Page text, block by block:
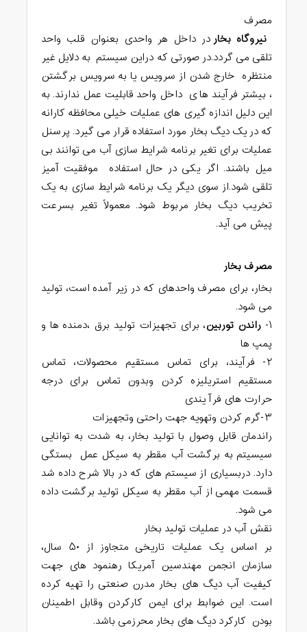
مصرف
نیروگاه بخاردر داخل هر واحدی بعنوان قلب واحد
تلقی می گردد.در صورتی که دراین سیستم به دلایل غیر
منتظره خارج شدن از سرویس یا به سرویس برگشتن
، بیشتر فرآیند ها ی داخل واحد قابلیت عمل ندارند. به
این دلیل اندازه گیری های عملیات خیلی محافظه کارانه
که در یک دیگ بخار مورد استفاده قرار می گیرد. پرسنل
عملیات برای تغیر برنامه شرایط سازی آب می توانند بی
میل باشند. اگر یکی در حال استفاده موفقیت آمیز
تلقی شود.از سوی دیگر یک برنامه شرایط سازی به یک
تخریب دیگ بخار مربوط شود. معمولاً تغیر بسرعت
پیش می آید.
مصرف بخار
بخار، برای مصرف واحدهای که در زیر آمده است، تولید
می شود.
۱- راندن توربین، برای تجهیزات تولید برق ،دمنده ها و
پمپ ها
۲- فرآیند، برای تماس مستقیم محصولات، تماس
مستقیم استریلیزه کردن وبدون تماس برای درجه
حرارت های فرآ یندی
۳-گرم کردن وتهویه جهت راحتی وتجهیزات
راندمان قابل وصول با تولید بخار، به شدت به توانایی
سیسیتم به برگشت آب مقطر به سیکل عمل بستگی
دارد. دربسیاری از سیستم های که در بالا شرح داده شد
قسمت مهمی از آب مقطر به سیکل تولید برگشت داده
می شود.
نقش آب در عملیات تولید بخار
بر اساس یک عملیات تاریخی متجاوز از ۵۰ سال،
سازمان انجمن مهندسین آمریکا رهنمود های جهت
کیفیت آب دیگ های بخار مدرن صنعتی را تهیه کرده
است. این ضوابط برای ایمن کارکردن وقابل اطمینان
بودن کارکرد دیگ های بخار محرزمی باشد.